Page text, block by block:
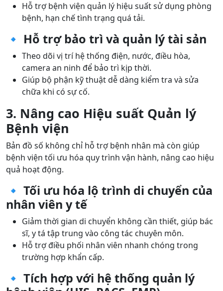
Hỗ trợ bệnh viện quản lý hiệu suất sử dụng phòng
bệnh, hạn chế tình trạng quá tải.
🔹 Hỗ trợ bảo trì và quản lý tài sản
Theo dõi vị trí hệ thống điện, nước, điều hòa,
camera an ninh để bảo trì kịp thời.
Giúp bộ phận kỹ thuật dễ dàng kiểm tra và sửa
chữa khi có sự cố.
3. Nâng cao Hiệu suất Quản lý
Bệnh viện
Bản đồ số không chỉ hỗ trợ bệnh nhân mà còn giúp
bệnh viện tối ưu hóa quy trình vận hành, nâng cao hiệu
quả hoạt động.
🔹 Tối ưu hóa lộ trình di chuyển của
nhân viên y tế
Giảm thời gian di chuyển không cần thiết, giúp bác
sĩ, y tá tập trung vào công tác chuyên môn.
Hỗ trợ điều phối nhân viên nhanh chóng trong
trường hợp khẩn cấp.
🔹 Tích hợp với hệ thống quản lý